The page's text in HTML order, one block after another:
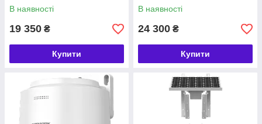
В наявності
19 350 ₴
Купити
В наявності
24 300 ₴
Купити